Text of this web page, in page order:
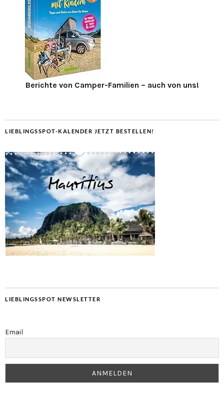
Berichte von Camper-Familien – auch von uns!
LIEBLINGSSPOT-KALENDER JETZT BESTELLEN!
LIEBLINGSSPOT NEWSLETTER
Email